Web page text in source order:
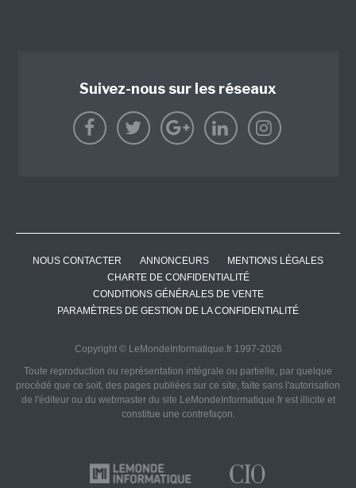
Suivez-nous sur les réseaux
NOUS CONTACTER ANNONCEURS
MENTIONS LÉGALES
CHARTE DE CONFIDENTIALITÉ
CONDITIONS GÉNÉRALES DE VENTE
PARAMÈTRES DE GESTION DE LA CONFIDENTIALITÉ
Copyright © LeMondeInformatique.fr 1997-2026
Toute reproduction ou représentation intégrale ou partielle, par quelque
procédé que ce soit, des pages publiées sur ce site, faite sans l'autorisation
de l'éditeur ou du webmaster du site LeMondeInformatique.fr est illicite et
constitue une contrefaçon.